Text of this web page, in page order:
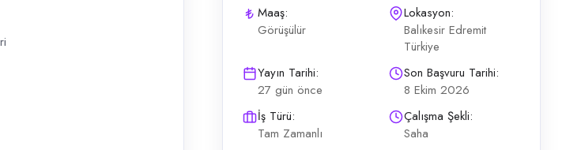
görevlendirilmek üzere, müşteri ilişkilerinde başarılı ve satış odaklı çalışma arkadaşları arıyoruz.
Maaş:
Görüşülür
Lokasyon:
Balıkesir Edremit
Türkiye
Yayın Tarihi:
27 gün önce
Son Başvuru Tarihi:
8 Ekim 2026
İş Türü:
Tam Zamanlı
Çalışma Şekli:
Saha